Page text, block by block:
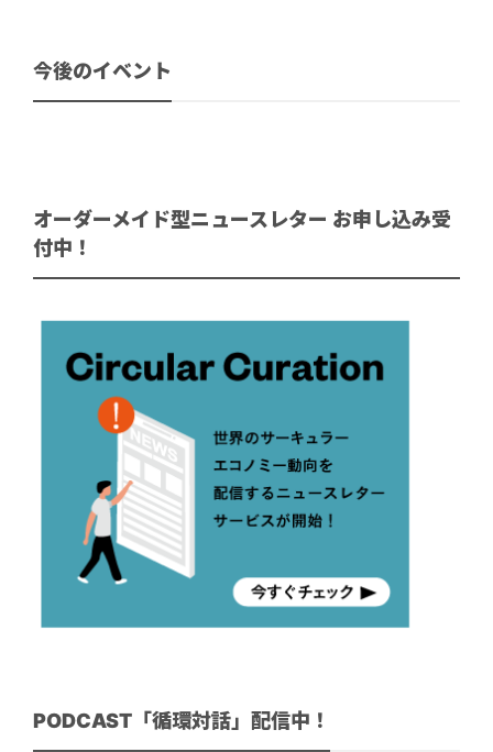
今後のイベント
オーダーメイド型ニュースレター お申し込み受
付中！
PODCAST「循環対話」配信中！